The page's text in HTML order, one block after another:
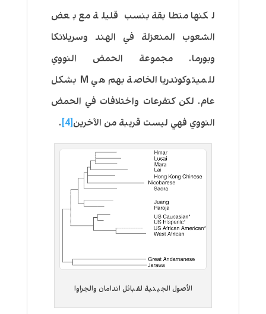
لكنها متطابقة بنسب قليلة مع بعض
الشعوب المنعزلة في الهند وسريلانكا
وبورما. مجموعة الحمض النووي
للميتوكوندريا الخاصة بهم هي M بشكل
عام. لكن كتفرعات واختلافات في الحمض
النووي فهي ليست قريبة من الآخرين[4]
.
الأصول الجينية لقبائل اندامان والجراوا